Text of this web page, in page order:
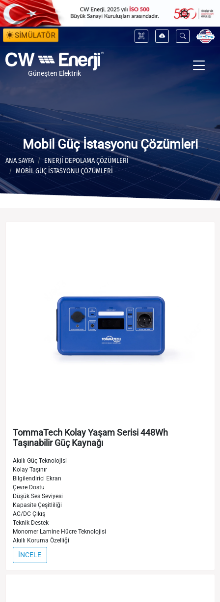
SİMÜLATÖR
Güneşten Elektrik
Mobil Güç İstasyonu Çözümleri
ANA SAYFA
ENERJİ DEPOLAMA ÇÖZÜMLERİ
MOBIL GÜÇ İSTASYONU ÇÖZÜMLERI
TommaTech Kolay Yaşam Serisi 448Wh
Taşınabilir Güç Kaynağı
Akıllı Güç Teknolojisi
Kolay Taşınır
Bilgilendirici Ekran
Çevre Dostu
Düşük Ses Seviyesi
Kapasite Çeşitliliği
AC/DC Çıkış
Teknik Destek
Monomer Lamine Hücre Teknolojisi
Akıllı Koruma Özelliği
İNCELE